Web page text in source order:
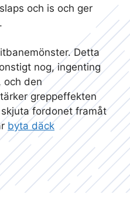
och is och ger
Detta
nog, ingenting
och den
greppeffekten
fordonet framåt
byta däck